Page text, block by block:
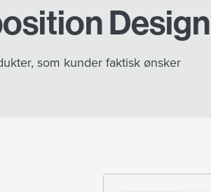
Design
som kunder faktisk ønsker